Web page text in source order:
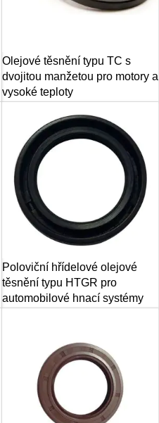
Olejové těsnění typu TC s
dvojitou manžetou pro motory a
vysoké teploty
Poloviční hřídelové olejové
těsnění typu HTGR pro
automobilové hnací systémy